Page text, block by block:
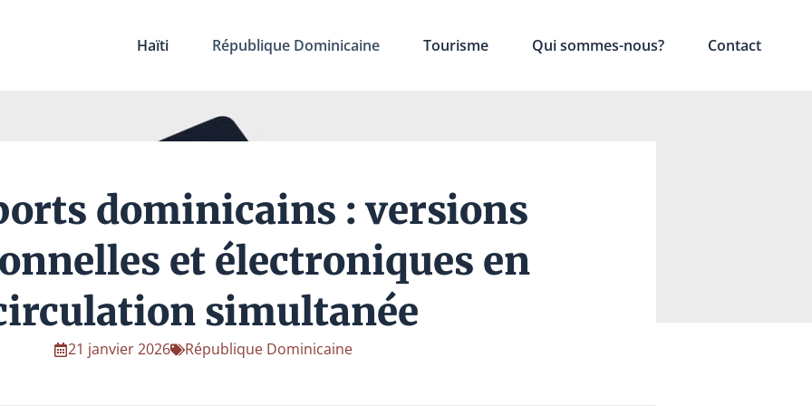
Haïti République Dominicaine Tourisme Qui sommes-nous? Contact
dominicains : versions
et électroniques en
simultanée
21 janvier 2026 République Dominicaine